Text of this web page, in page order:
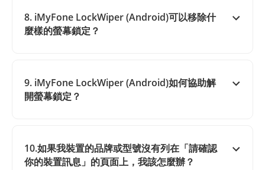
8. iMyFone LockWiper (Android)可以移除什
麼樣的螢幕鎖定？
9. iMyFone LockWiper (Android)如何協助解
開螢幕鎖定？
10.如果我裝置的品牌或型號沒有列在「請確認
你的裝置訊息」的頁面上，我該怎麼辦？